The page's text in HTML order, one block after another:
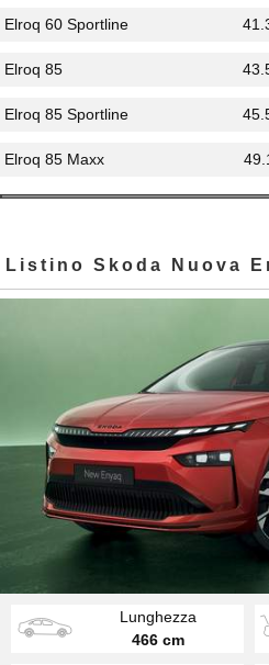
Elroq 60 Sportline
Elroq 85
Elroq 85 Sportline
Elroq 85 Maxx
Listino Skoda Nuova
Lunghezza
466 cm